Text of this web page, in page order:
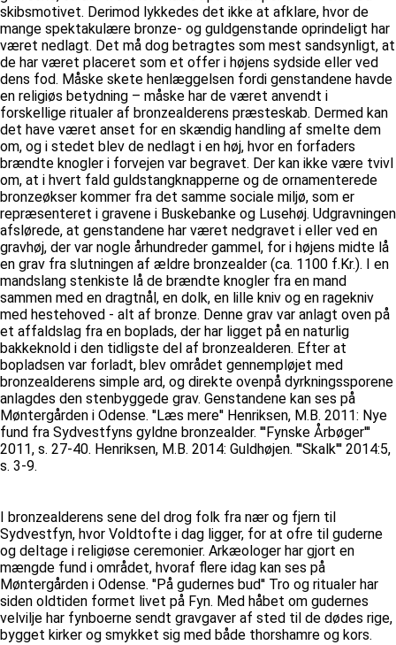
skibsmotivet. Derimod lykkedes det ikke at afklare, hvor de
mange spektakulære bronze- og guldgenstande oprindeligt har
været nedlagt. Det må dog betragtes som mest sandsynligt, at
de har været placeret som et offer i højens sydside eller ved
dens fod. Måske skete henlæggelsen fordi genstandene havde
en religiøs betydning – måske har de været anvendt i
forskellige ritualer af bronzealderens præsteskab. Dermed kan
det have været anset for en skændig handling af smelte dem
om, og i stedet blev de nedlagt i en høj, hvor en forfaders
brændte knogler i forvejen var begravet. Der kan ikke være tvivl
om, at i hvert fald guldstangknapperne og de ornamenterede
bronzeøkser kommer fra det samme sociale miljø, som er
repræsenteret i gravene i Buskebanke og Lusehøj. Udgravningen
afslørede, at genstandene har været nedgravet i eller ved en
gravhøj, der var nogle århundreder gammel, for i højens midte lå
en grav fra slutningen af ældre bronzealder (ca. 1100 f.Kr.). I en
mandslang stenkiste lå de brændte knogler fra en mand
sammen med en dragtnål, en dolk, en lille kniv og en ragekniv
med hestehoved - alt af bronze. Denne grav var anlagt oven på
et affaldslag fra en boplads, der har ligget på en naturlig
bakkeknold i den tidligste del af bronzealderen. Efter at
bopladsen var forladt, blev området gennempløjet med
bronzealderens simple ard, og direkte ovenpå dyrkningssporene
anlagdes den stenbyggede grav. Genstandene kan ses på
Møntergården i Odense. ''Læs mere'' Henriksen, M.B. 2011: Nye
fund fra Sydvestfyns gyldne bronzealder. '''Fynske Årbøger'''
2011, s. 27-40. Henriksen, M.B. 2014: Guldhøjen. '''Skalk''' 2014:5,
s. 3-9.
I bronzealderens sene del drog folk fra nær og fjern til
Sydvestfyn, hvor Voldtofte i dag ligger, for at ofre til guderne
og deltage i religiøse ceremonier. Arkæologer har gjort en
mængde fund i området, hvoraf flere idag kan ses på
Møntergården i Odense. ''På gudernes bud'' Tro og ritualer har
siden oldtiden formet livet på Fyn. Med håbet om gudernes
velvilje har fynboerne sendt gravgaver af sted til de dødes rige,
bygget kirker og smykket sig med både thorshamre og kors.